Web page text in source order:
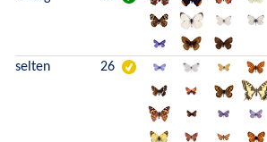
selten 26